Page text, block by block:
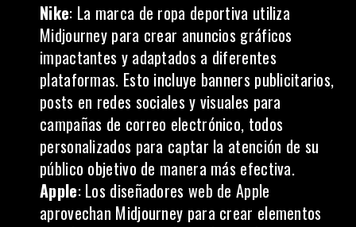
Nike: La marca de ropa deportiva utiliza
Midjourney para crear anuncios gráficos
impactantes y adaptados a diferentes
plataformas. Esto incluye banners publicitarios,
posts en redes sociales y visuales para
campañas de correo electrónico, todos
personalizados para captar la atención de su
público objetivo de manera más efectiva.
Apple: Los diseñadores web de Apple
aprovechan Midjourney para crear elementos